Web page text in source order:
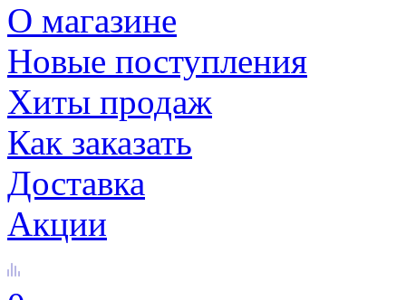
О магазине
Новые поступления
Хиты продаж
Как заказать
Доставка
Акции